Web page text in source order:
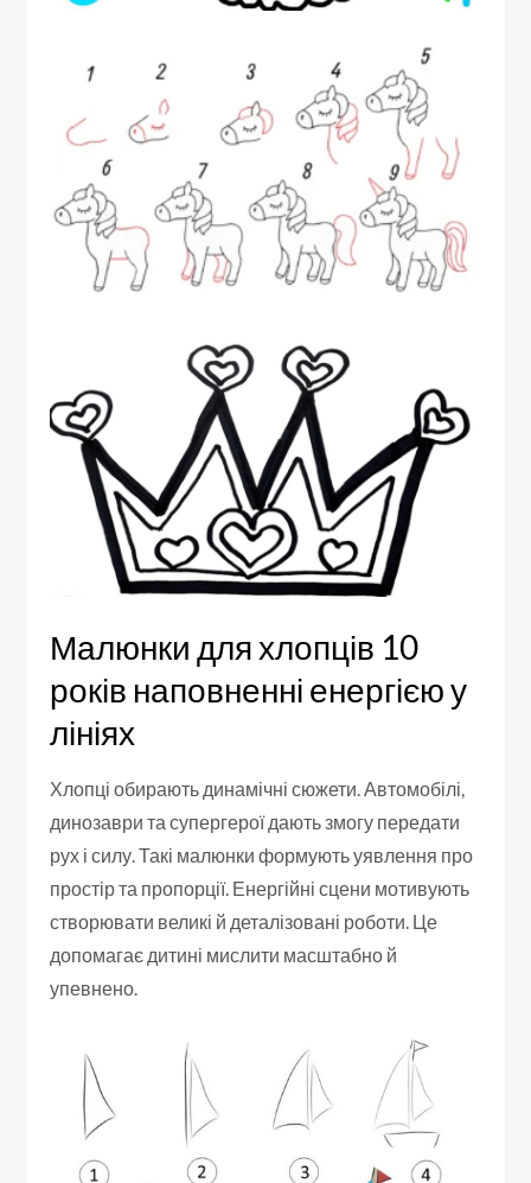
Малюнки для хлопців 10
років наповненні енергією у
лініях
Хлопці обирають динамічні сюжети. Автомобілі,
динозаври та супергерої дають змогу передати
рух і силу. Такі малюнки формують уявлення про
простір та пропорції. Енергійні сцени мотивують
створювати великі й деталізовані роботи. Це
допомагає дитині мислити масштабно й
упевнено.